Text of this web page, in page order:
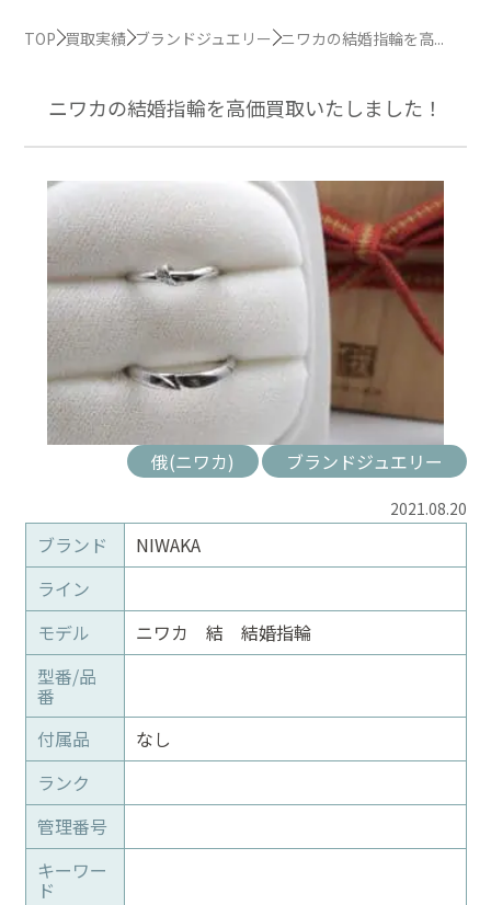
TOP 買取実績 ブランドジュエリー ニワカの結婚指輪を高...
ニワカの結婚指輪を高価買取いたしました！
俄(ニワカ) ブランドジュエリー
2021.08.20
ブランド
NIWAKA
ライン
モデル
ニワカ 結 結婚指輪
型番/品
番
付属品
なし
ランク
管理番号
キーワー
ド